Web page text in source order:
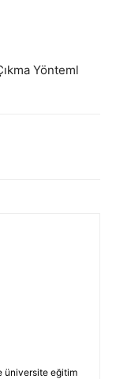
Yönteml
üniversite eğitim